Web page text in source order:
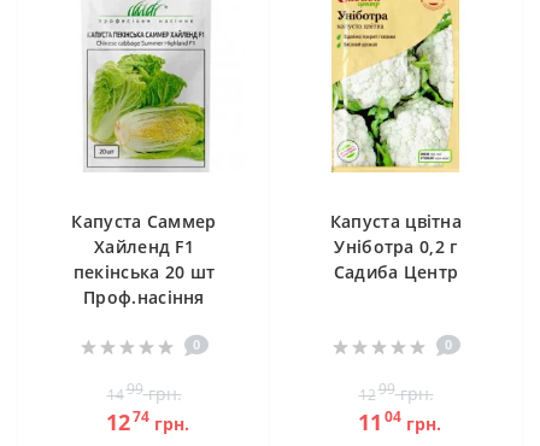
Капуста Саммер
Хайленд F1
пекінська 20 шт
Проф.насіння
0
1499грн.
1274грн.
Капуста цвітна
Уніботра 0,2 г
Садиба Центр
0
1299грн.
11 04грн.